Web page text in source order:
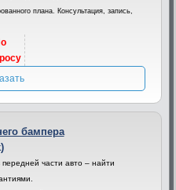
плана. Консультация, запись,
бампера
части авто – найти